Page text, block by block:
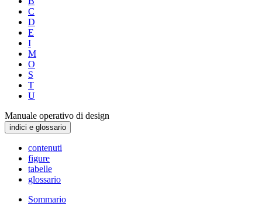
C
D
E
I
M
O
S
T
U
Manuale operativo di design
indici e glossario
contenuti
figure
tabelle
glossario
Sommario